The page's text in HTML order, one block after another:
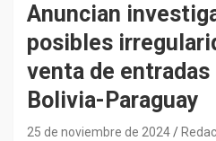
Anuncian
posibles
venta de
Bolivia-Paraguay
25 de noviembre de 2024